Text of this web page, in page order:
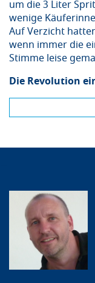
um die 3 Liter
wenige
Auf Verzicht
wenn immer die
Stimme leise
Die Revolution